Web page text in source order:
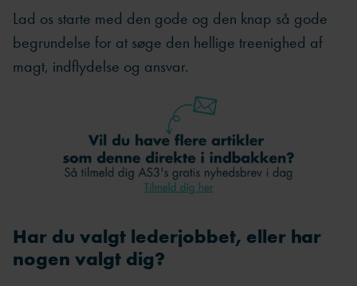
Lad os starte med den gode og den knap så gode
begrundelse for at søge den hellige treenighed af
magt, indflydelse og ansvar.
Har du valgt lederjobbet, eller har
nogen valgt dig?